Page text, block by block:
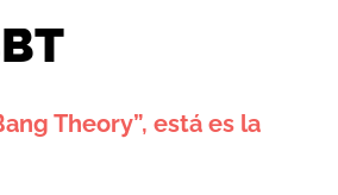
Theory”, está es la